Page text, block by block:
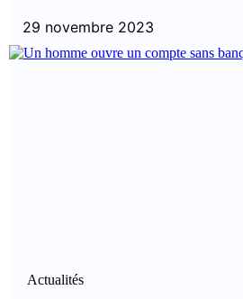
29 novembre 2023
Actualités